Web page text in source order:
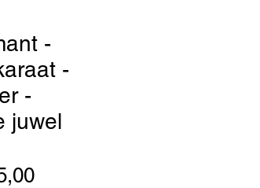
-
-
-
juwel
Verkoopprijs